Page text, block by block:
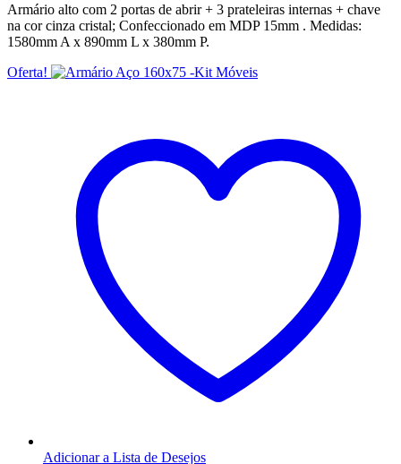
original
era:
R$930,00.
atual
é:
R$670,00.
Armário alto com 2 portas de abrir + 3 prateleiras internas + chave
na cor cinza cristal; Confeccionado em MDP 15mm . Medidas:
1580mm A x 890mm L x 380mm P.
Oferta!
Adicionar a Lista de Desejos